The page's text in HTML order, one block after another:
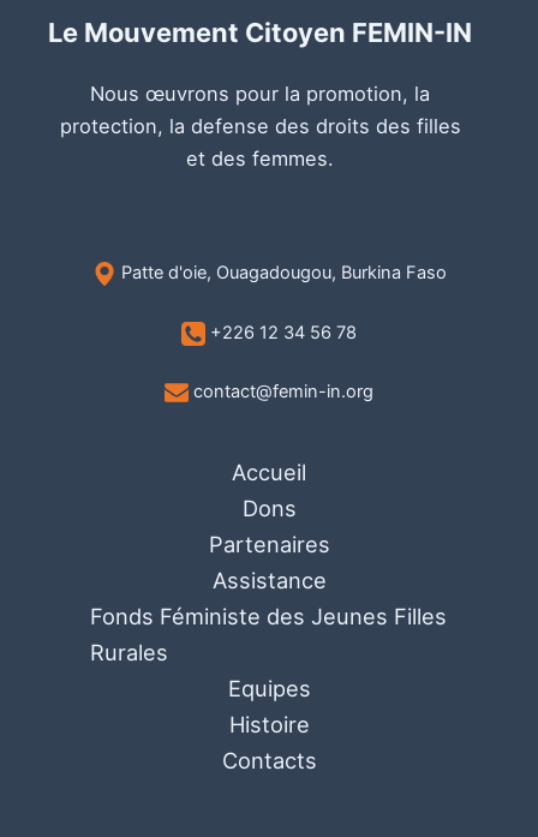
Le Mouvement Citoyen FEMIN-IN
Nous œuvrons pour la promotion, la
protection, la defense des droits des filles
et des femmes.
Patte d'oie, Ouagadougou, Burkina Faso
+226 12 34 56 78
contact@femin-in.org
Accueil
Dons
Partenaires
Assistance
Fonds Féministe des Jeunes Filles
Rurales
Equipes
Histoire
Contacts